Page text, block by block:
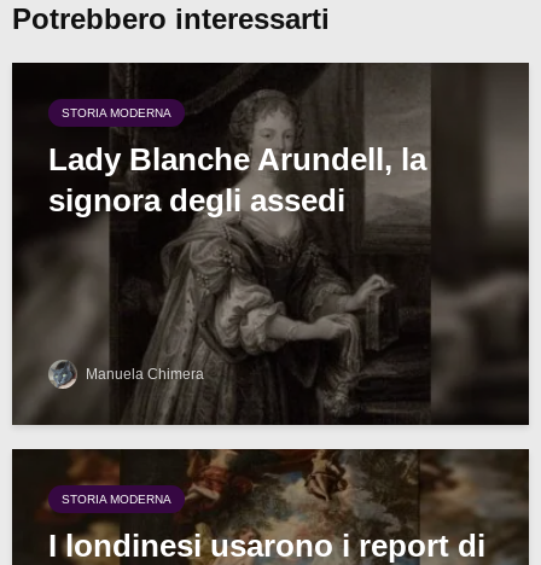
Potrebbero interessarti
STORIA MODERNA
Lady Blanche Arundell, la
signora degli assedi
Manuela Chimera
STORIA MODERNA
I londinesi usarono i report di